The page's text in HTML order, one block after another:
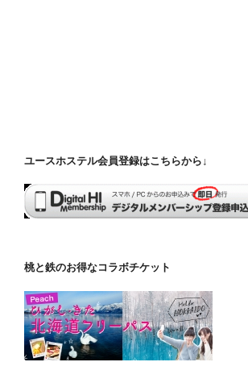
ユースホステル会員登録はこちらから↓
桃と鉄のお得なコラボチケット